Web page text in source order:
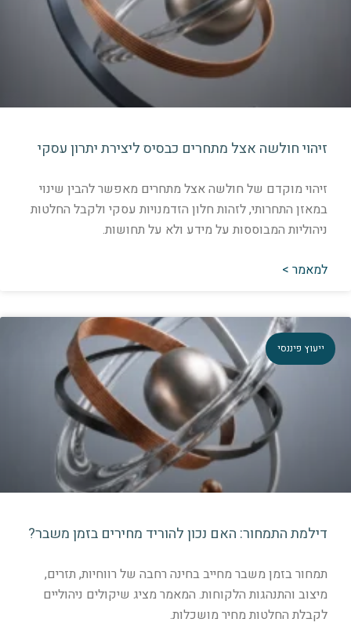
חולשה אצל מתחרים כבסיס ליצירת יתרון עסקי
מוקדם של חולשה אצל מתחרים מאפשר להבין שינוי
התחרותי, לזהות חלון הזדמנויות עסקי ולקבל החלטות
המבוססות על מידע ולא על תחושות.
>
פיננסי
התמחור: האם נכון להוריד מחירים בזמן משבר?
בזמן משבר מחייב בחינה רחבה של רווחיות, תזרים,
והתנהגות הלקוחות. המאמר מציג שיקולים ניהוליים
החלטות מחיר מושכלות.